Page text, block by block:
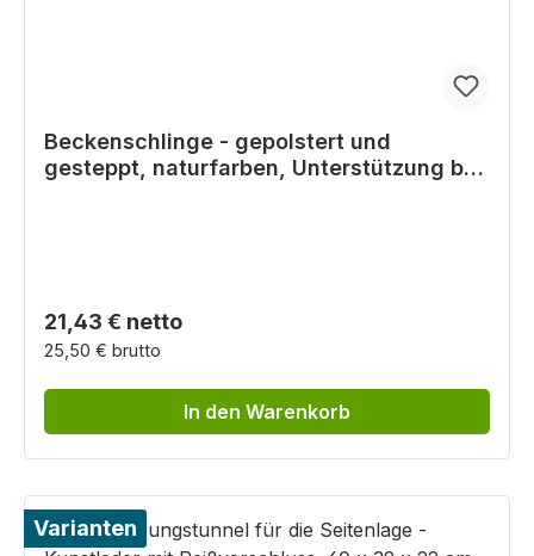
Beckenschlinge - gepolstert und
gesteppt, naturfarben, Unterstützung bei
Regulärer Preis:
21,43 € netto
25,50 € brutto
In den Warenkorb
Varianten